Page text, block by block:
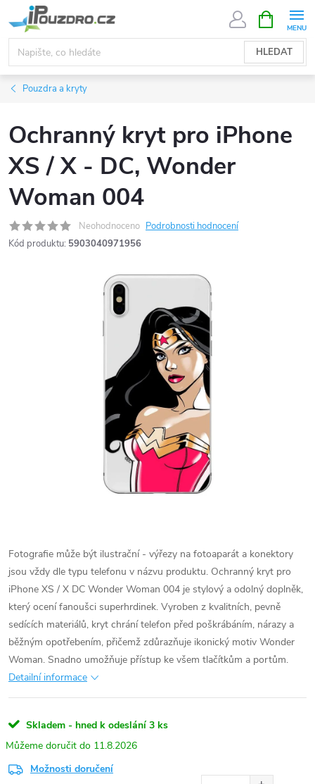
na
obsah
HLEDAT
NÁKUPNÍ
KOŠÍK
Pouzdra a kryty
Ochranný kryt pro iPhone
XS / X - DC, Wonder
Woman 004
Neohodnoceno Podrobnosti hodnocení
Kód produktu: 5903040971956
Fotografie může být ilustrační - výřezy na fotoaparát a konektory
jsou vždy dle typu telefonu v názvu produktu. Ochranný kryt pro
iPhone XS / X DC Wonder Woman 004 je stylový a odolný doplněk,
který ocení fanoušci superhrdinek. Vyroben z kvalitních, pevně
sedících materiálů, kryt chrání telefon před poškrábáním, nárazy a
běžným opotřebením, přičemž zdůrazňuje ikonický motiv Wonder
Woman. Snadno umožňuje přístup ke všem tlačítkům a portům.
Detailní informace
Skladem - hned k odeslání 3 ks
11.8.2026
Možnosti doručení